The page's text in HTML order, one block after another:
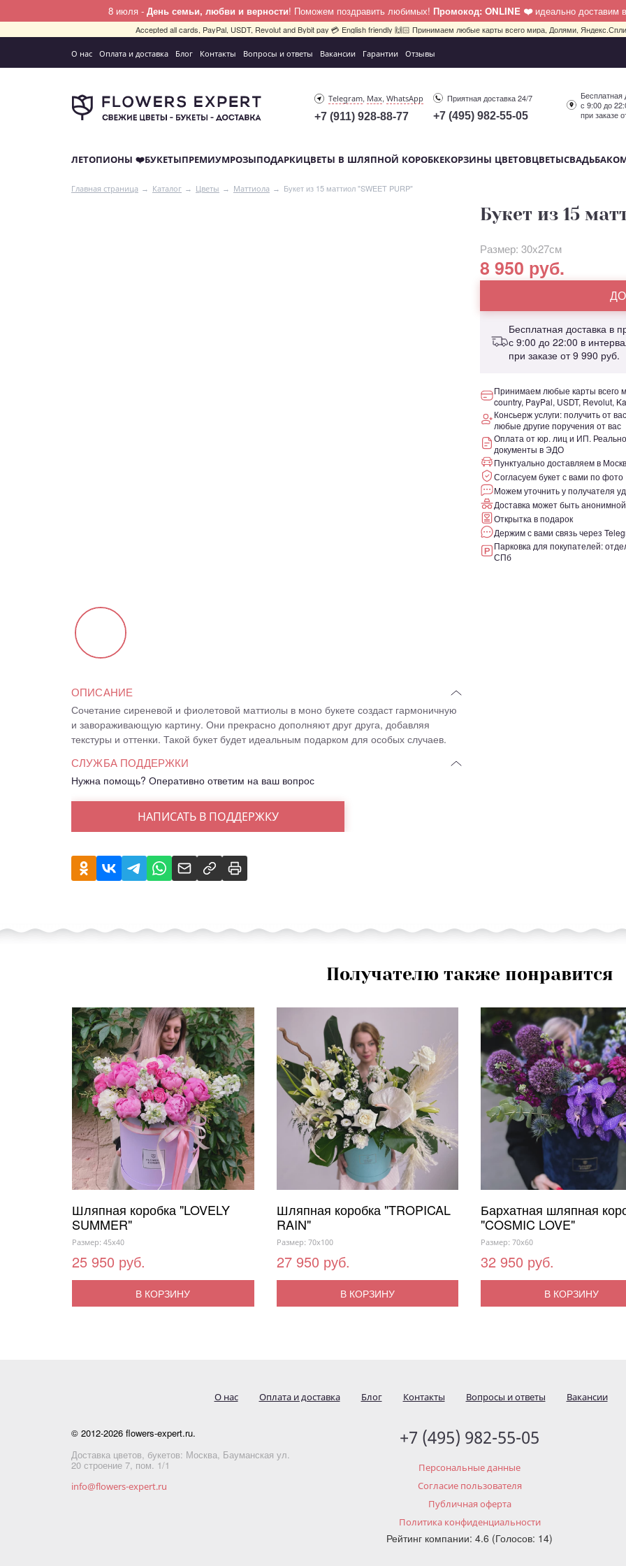
8 июля - День семьи, любви и верности! Поможем поздравить любимых! Промокод: ONLINE ❤️ идеально
Accepted all cards, PayPal, USDT, Revolut and Bybit pay 💳 English friendly 🙌🏻 Принимаем любые карты всего мира, Долями,
О нас Оплата и доставка Блог Контакты Вопросы и ответы Вакансии Гарантии Отзывы
Telegram, Max,WhatsApp
+7 (911) 928-88-77
Приятная доставка 24/7
+7 (495) 982-55-05
с 9:00 до
при заказе
ЛЕТОПИОНЫ ❤️БУКЕТЫПРЕМИУМРОЗЫПОДАРКИЦВЕТЫ В ШЛЯПНОЙ КОРОБКЕКОРЗИНЫ ЦВЕТОВЦВЕТЫСВАДЬБА
Главная страница Каталог Цветы Маттиола Букет из 15 маттиол "SWEET PURP"
Букет из 15
Размер: 30х27см
8 950 руб.
Бесплатная доставка в
с 9:00 до 22:00 в
при заказе от9 990 руб.
Принимаем любые карты всего
country, PayPal, USDT, Revolut,
Консьерж услуги: получить от
любые другие поручения от вас
Оплата от юр. лиц и ИП.
документы в ЭДО
Пунктуально доставляем в
Согласуем букет с вами по фото
Можем уточнить у получателя
Доставка может быть анонимной
Открытка в подарок
Держим с вами связь через
Парковка для покупателей:
СПб
ОПИСАНИЕ
Сочетание сиреневой и фиолетовой маттиолы в моно букете создаст гармоничную
и завораживающую картину. Они прекрасно дополняют друг друга, добавляя
текстуры и оттенки. Такой букет будет идеальным подарком для особых случаев.
СЛУЖБА ПОДДЕРЖКИ
Нужна помощь? Оперативно ответим на ваш вопрос
НАПИСАТЬ В ПОДДЕРЖКУ
Получателю также понравится
Шляпная коробка "LOVELY
SUMMER"
Размер: 45x40
25 950 руб.
В КОРЗИНУ
Шляпная коробка "TROPICAL
RAIN"
Размер: 70x100
27 950 руб.
В КОРЗИНУ
Бархатная шляпная
"COSMIC LOVE"
Размер: 70x60
32 950 руб.
В КОРЗИНУ
О нас Оплата и доставка Блог Контакты Вопросы и ответы Вакансии
© 2012-2026 flowers-expert.ru.
Доставка цветов, букетов: Москва, Бауманская ул.
20 строение 7, пом. 1/1
info@flowers-expert.ru
+7 (495) 982-55-05
Персональные данные
Согласие пользователя
Публичная оферта
Политика конфиденциальности
Рейтинг компании: 4.6 (Голосов: 14)